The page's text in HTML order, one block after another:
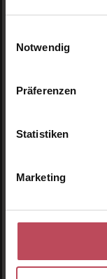
Notwendig
Präferenzen
Statistiken
Marketing